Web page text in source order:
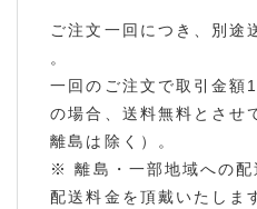
ご注文一回につき、別途
。
一回のご注文で取引金額
の場合、送料無料とさせ
離島は除く）。
※ 離島・一部地域への配
配送料金を頂戴いたしま